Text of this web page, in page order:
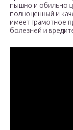
пышно и обильно
полноценный и
имеет грамотное
болезней и